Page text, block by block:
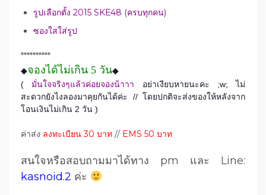
รูปเลือกตั้ง 2015 SKE48 (ครบทุกคน)
ซองใสใส่รูป
**********
◆จองได้ไม่เกิน 5 วัน◆
(มั่นใจจริงๆแล้วค่อยจองน้าาา อย่าเงียบหายนะคะ ;w; ไม่
สะดวกยังไงลองมาคุยกันได้ค่ะ // โดยปกติจะส่งของให้หลังจาก
โอนเงินไม่เกิน 2 วัน )
ค่าส่ง ลงทะเบียน 30 บาท // EMS 50 บาท
สนใจหรือสอบถามมาได้ทาง pm และ Line:
kasnoid.2 ค่ะ